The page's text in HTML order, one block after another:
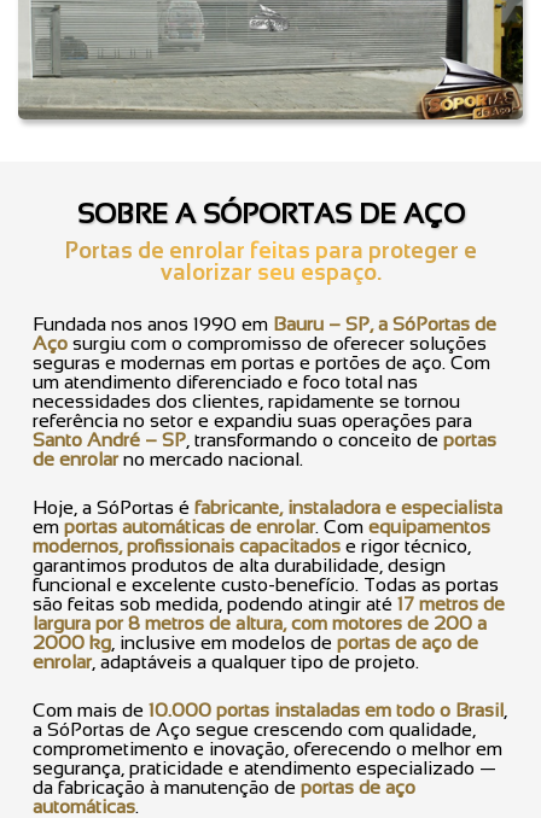
SOBRE A SÓPORTAS DE AÇO
Portas de enrolar feitas para proteger e
valorizar seu espaço.
Fundada nos anos 1990 em Bauru – SP, a SóPortas de
Aço surgiu com o compromisso de oferecer soluções
seguras e modernas em portas e portões de aço. Com
um atendimento diferenciado e foco total nas
necessidades dos clientes, rapidamente se tornou
referência no setor e expandiu suas operações para
Santo André – SP , transformando o conceito de portas
de enrolarno mercado nacional.
Hoje, a SóPortas é fabricante, instaladora e especialista
em portas automáticas de enrolar. Com equipamentos
modernos, profissionais capacitados e rigor técnico,
garantimos produtos de alta durabilidade, design
funcional e excelente custo-benefício. Todas as portas
são feitas sob medida, podendo atingir até 17 metros de
largura por 8 metros de altura, com motores de 200 a
2000 kg , inclusive em modelos de portas de aço de
enrolar, adaptáveis a qualquer tipo de projeto.
Com mais de 10.000 portas instaladas em todo o Brasil
a SóPortas de Aço segue crescendo com qualidade,
comprometimento e inovação, oferecendo o melhor em
segurança, praticidade e atendimento especializado —
da fabricação à manutenção de portas de aço
automáticas.